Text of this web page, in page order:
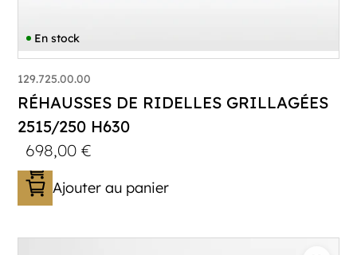
En stock
129.725.00.00
RÉHAUSSES DE RIDELLES GRILLAGÉES
2515/250 H630
698,00€
Ajouter au panier